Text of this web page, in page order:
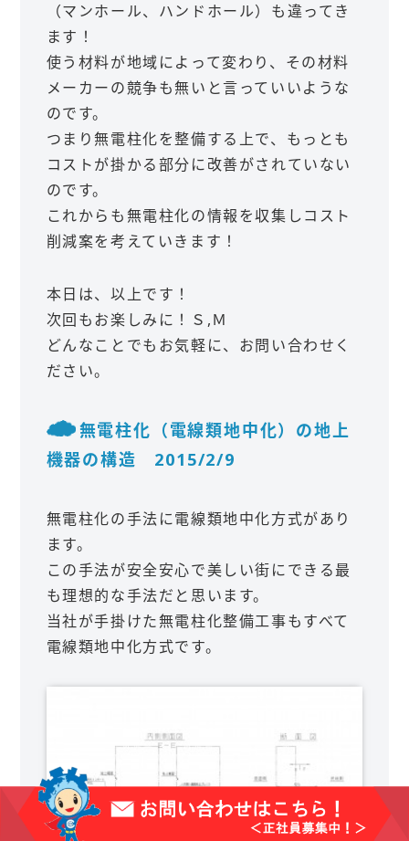
（マンホール、ハンドホール）も違ってき
ます！
使う材料が地域によって変わり、その材料
メーカーの競争も無いと言っていいような
のです。
つまり無電柱化を整備する上で、もっとも
コストが掛かる部分に改善がされていない
のです。
これからも無電柱化の情報を収集しコスト
削減案を考えていきます！
本日は、以上です！
次回もお楽しみに！Ｓ,Ｍ
どんなことでもお気軽に、お問い合わせく
ださい。
無電柱化（電線類地中化）の地上
機器の構造 2015/2/9
無電柱化の手法に電線類地中化方式があり
ます。
この手法が安全安心で美しい街にできる最
も理想的な手法だと思います。
当社が手掛けた無電柱化整備工事もすべて
電線類地中化方式です。